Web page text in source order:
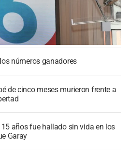
números ganadores
de cinco meses murieron frente a
15 años fue hallado sin vida en los
Garay